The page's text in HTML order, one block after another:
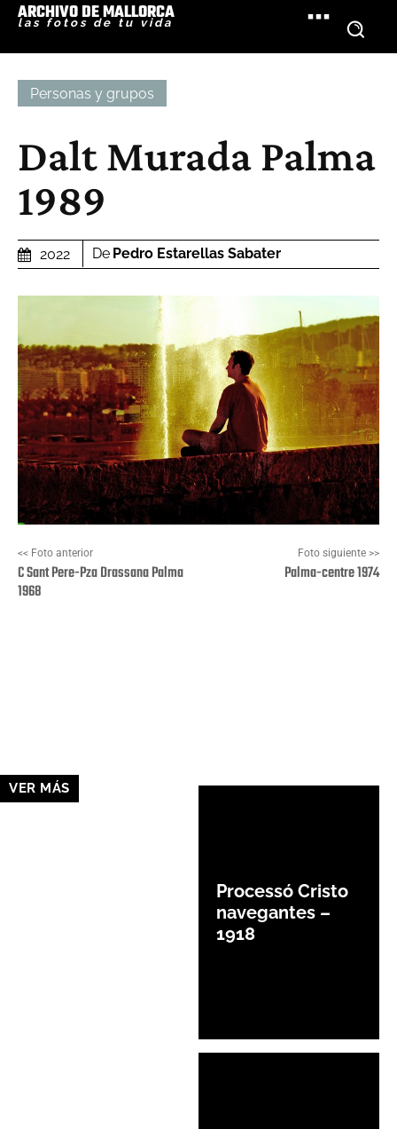
ARCHIVO DE MALLORCA
las fotos de tu vida
Personas y grupos
Dalt Murada Palma
1989
2022 De Pedro Estarellas Sabater
<< Foto anterior
C Sant Pere-Pza Drassana Palma
1968
Foto siguiente >>
Palma-centre 1974
VER MÁS
Processó Cristo
navegantes –
1918